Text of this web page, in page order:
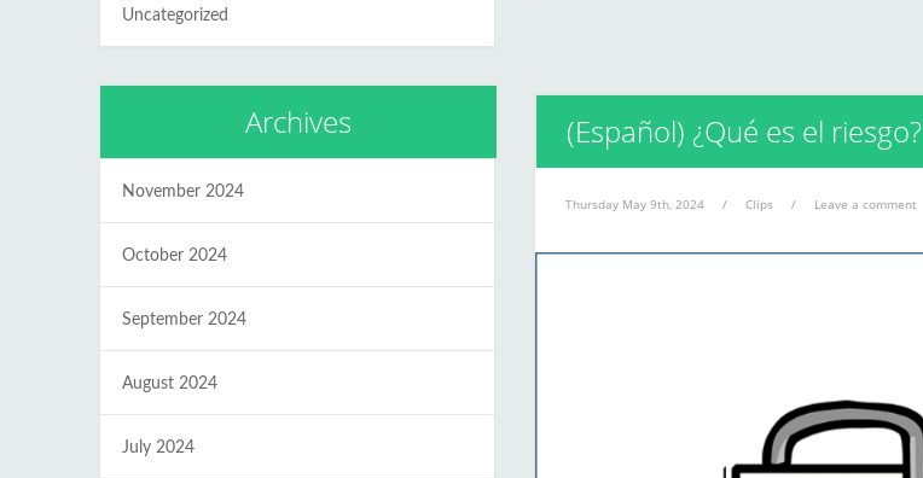
(Español) ¿Qué es el riesgo?
Thursday May 9th, 2024 / Clips / Leave a comment
Uncategorized
Archives
November 2024
October 2024
September 2024
August 2024
July 2024